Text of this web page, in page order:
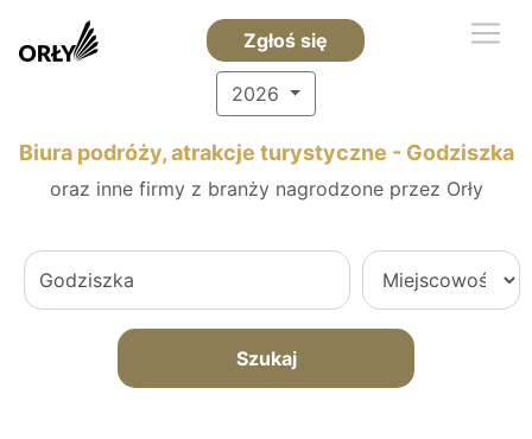
Zgłoś się
2026
Biura podróży, atrakcje turystyczne - Godziszka
oraz inne firmy z branży nagrodzone przez Orły
Szukaj